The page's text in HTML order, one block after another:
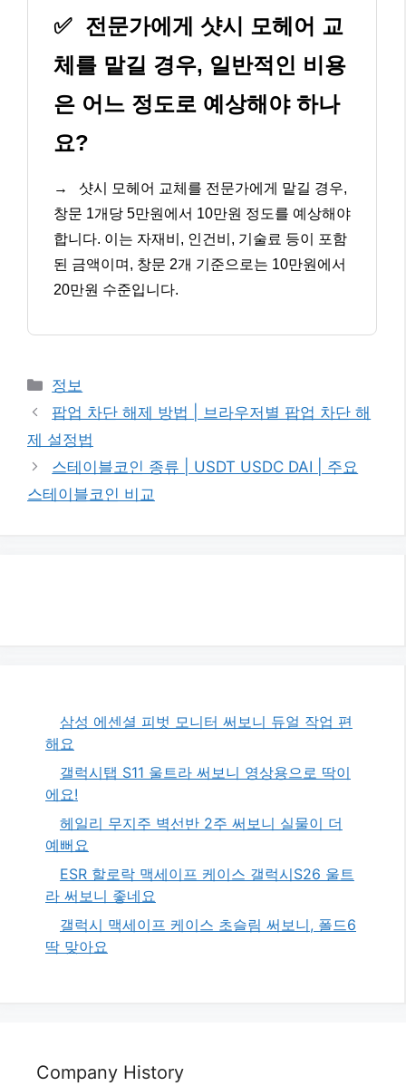
✅ 전문가에게 샷시 모헤어 교
체를 맡길 경우, 일반적인 비용
은 어느 정도로 예상해야 하나
요?
→
샷시 모헤어 교체를 전문가에게 맡길 경우,
창문 1개당 5만원에서 10만원 정도를 예상해야
합니다. 이는 자재비, 인건비, 기술료 등이 포함
된 금액이며, 창문 2개 기준으로는 10만원에서
20만원 수준입니다.
카
테
고
리
정보
팝업 차단 해제 방법 | 브라우저별 팝업 차단 해
제 설정법
스테이블코인 종류 | USDT USDC DAI | 주요
스테이블코인 비교
삼성 에센셜 피벗 모니터 써보니 듀얼 작업 편
해요
갤럭시탭 S11 울트라 써보니 영상용으로 딱이
에요!
헤일리 무지주 벽선반 2주 써보니 실물이 더
예뻐요
ESR 할로락 맥세이프 케이스 갤럭시S26 울트
라 써보니 좋네요
갤럭시 맥세이프 케이스 초슬림 써보니, 폴드6
딱 맞아요
Company History